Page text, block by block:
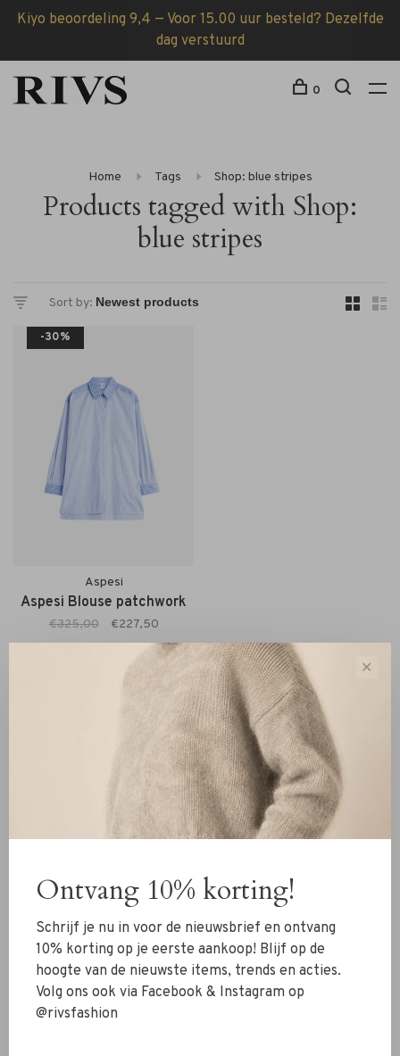
Kiyo beoordeling 9,4 — Voor 15.00 uur besteld? Dezelfde
dag verstuurd
0
Home Tags Shop: blue stripes
Products tagged with Shop:
blue stripes
Sort by:
-30%
Aspesi
Aspesi Blouse patchwork
€325,00 €227,50
Sort by:
Showing 1 - 1 of 1
Clothing
Jewelry
Accessoires
SALE
✕
Ontvang 10% korting!
Schrijf je nu in voor de nieuwsbrief en ontvang
10% korting op je eerste aankoop! Blijf op de
hoogte van de nieuwste items, trends en acties.
Volg ons ook via Facebook & Instagram op
@rivsfashion